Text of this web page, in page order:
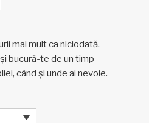
mai mult ca niciodată.
și bucură-te de un timp
când și unde ai nevoie.